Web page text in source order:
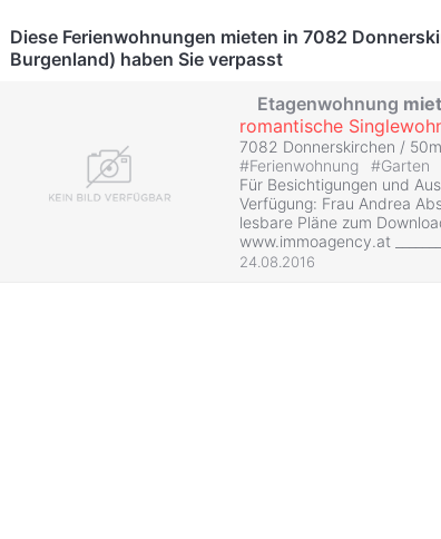
Diese Ferienwohnungen mieten in 7082
Burgenland) haben Sie verpasst
Etagenwohnung
romantische
7082 Donnerskirchen /
#Ferienwohnung #Garten
Für Besichtigungen und
Verfügung: Frau Andrea
lesbare Pläne zum
www.immoagency.at
24.08.2016